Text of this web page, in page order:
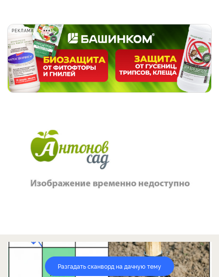
РЕКЛАМА
Разгадать сканворд на дачную тему